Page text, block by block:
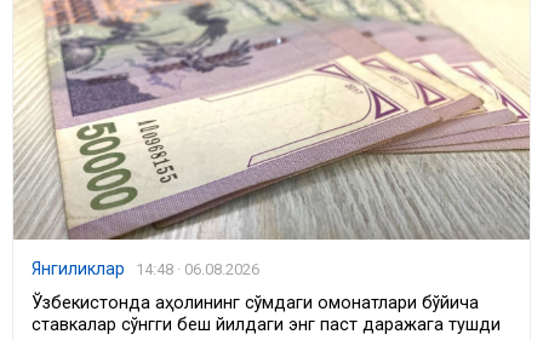
Янгиликлар 14:48 · 06.08.2026
Ўзбекистонда аҳолининг сўмдаги омонатлари бўйича
ставкалар сўнгги беш йилдаги энг паст даражага тушди